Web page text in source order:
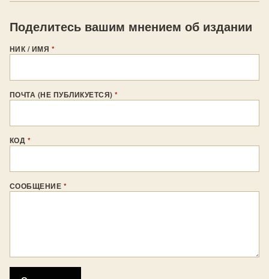
Поделитесь вашим мнением об издании
НИК / ИМЯ *
ПОЧТА (НЕ ПУБЛИКУЕТСЯ)*
КОД *
СООБЩЕНИЕ *